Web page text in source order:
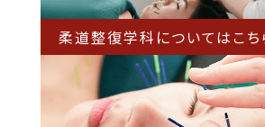
柔道整復学科についてはこち